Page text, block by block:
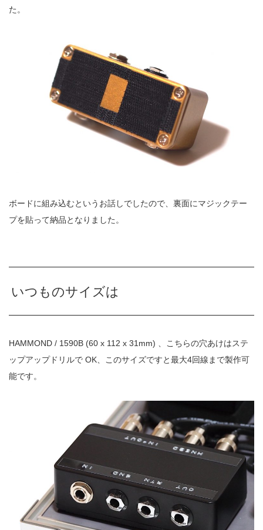
た。
ボードに組み込むというお話しでしたので、裏面にマジックテー
プを貼って納品となりました。
いつものサイズは
HAMMOND / 1590B (60 x 112 x 31mm) 、こちらの穴あけはステ
ップアップドリルで OK、このサイズですと最大4回線まで製作可
能です。